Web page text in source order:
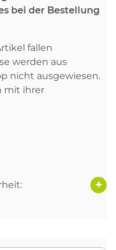
bei der Bestellung
fallen
werden aus
nicht ausgewiesen.
mit ihrer